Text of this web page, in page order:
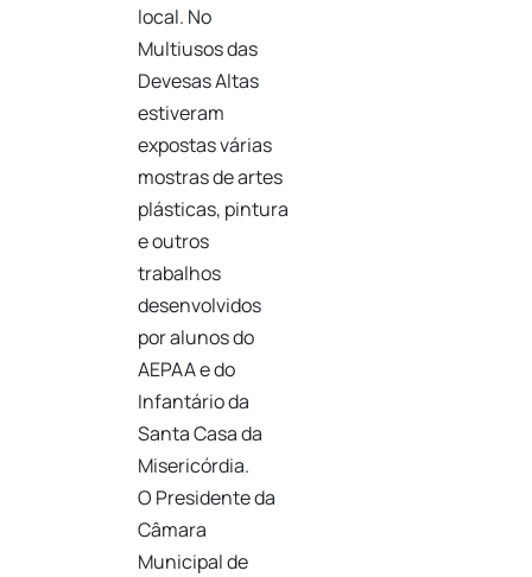
local. No
Multiusos das
Devesas Altas
estiveram
expostas várias
mostras de artes
plásticas, pintura
e outros
trabalhos
desenvolvidos
por alunos do
AEPAA e do
Infantário da
Santa Casa da
Misericórdia.
O Presidente da
Câmara
Municipal de